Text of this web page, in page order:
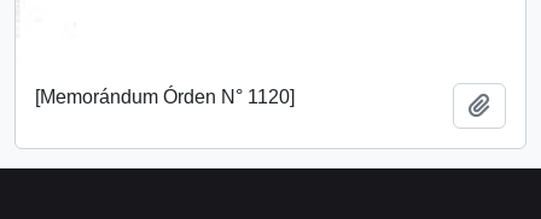
[Memorándum Órden N° 1120]